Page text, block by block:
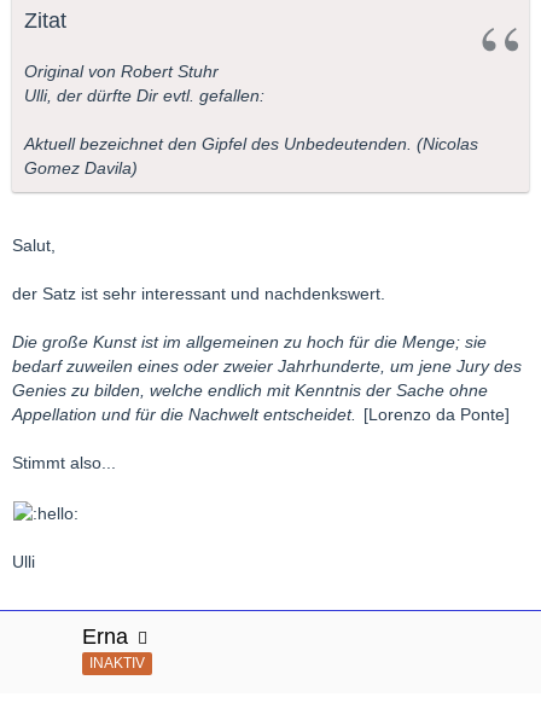
Zitat
Original von Robert Stuhr
Ulli, der dürfte Dir evtl. gefallen:
Aktuell bezeichnet den Gipfel des Unbedeutenden. (Nicolas
Gomez Davila)
Salut,
der Satz ist sehr interessant und nachdenkswert.
Die große Kunst ist im allgemeinen zu hoch für die Menge; sie
bedarf zuweilen eines oder zweier Jahrhunderte, um jene Jury des
Genies zu bilden, welche endlich mit Kenntnis der Sache ohne
Appellation und für die Nachwelt entscheidet. [Lorenzo da Ponte]
Stimmt also...
Ulli
Erna
INAKTIV